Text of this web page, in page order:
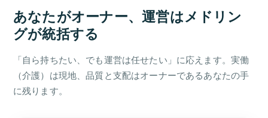
あなたがオーナー、運営はメドリン
グが統括する
「自ら持ちたい、でも運営は任せたい」に応えます。実働
（介護）は現地、品質と支配はオーナーであるあなたの手
に残ります。